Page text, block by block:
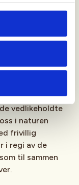
må læres,
Skiforeningen
spor». Det er
slett hvordan
finner på nett
vedlikeholdte
i naturen
frivillig
i regi av de
til sammen